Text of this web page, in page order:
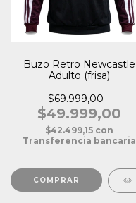
Buzo Retro Newcastle
Adulto (frisa)
$69.999,00
$49.999,00
$42.499,15 con
Transferencia bancaria
COMPRAR